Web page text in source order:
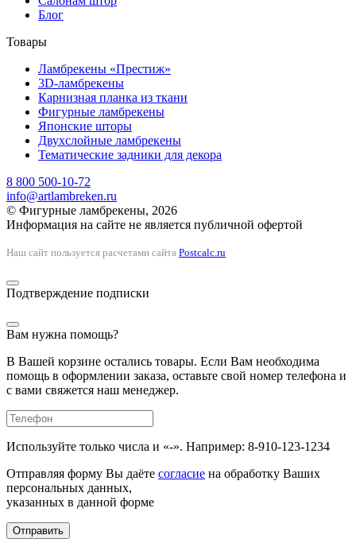
Блог
Товары
Ламбрекены «Престиж»
3D-ламбрекены
Карнизная планка из ткани
Фигурные ламбрекены
Японские шторы
Двухслойные ламбрекены
Тематические задники для декора
8 800 500-10-72
info@artlambreken.ru
© Фигурные ламбрекены, 2026
Информация на сайте не является публичной офертой
Наш сайт пользуется расчетами сайта Postcalc.ru
Подтверждение подписки
Вам нужна помощь?
В Вашей корзине остались товары. Если Вам необходима
помощь в оформлении заказа, оставьте свой номер телефона и
с вами свяжется наш менеджер.
Используйте только числа и «-». Например: 8-910-123-1234
Отправляя форму Вы даёте согласие на обработку Ваших
персональных данных,
указанных в данной форме
Отправить